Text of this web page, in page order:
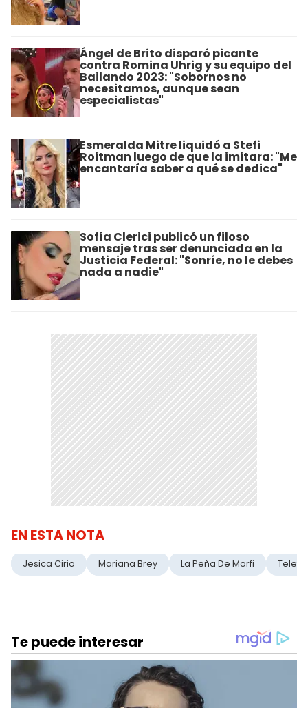
Ángel de Brito disparó picante
contra Romina Uhrig y su equipo del
Bailando 2023: "Sobornos no
necesitamos, aunque sean
especialistas"
Esmeralda Mitre liquidó a Stefi
Roitman luego de que la imitara: "Me
encantaría saber a qué se dedica"
Sofía Clerici publicó un filoso
mensaje tras ser denunciada en la
Justicia Federal: "Sonríe, no le debes
nada a nadie"
EN ESTA NOTA
Jesica Cirio Mariana Brey La Peña De Morfi Telefe